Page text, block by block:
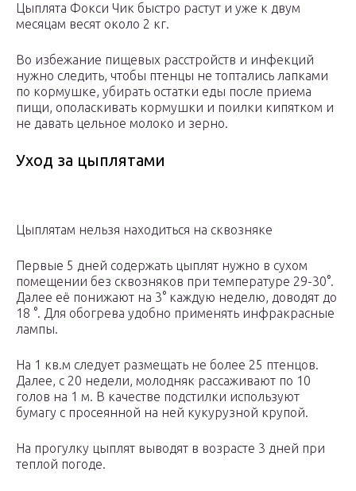
Цыплята Фокси Чик быстро растут и уже к двум
месяцам весят около 2 кг.
Во избежание пищевых расстройств и инфекций
нужно следить, чтобы птенцы не топтались лапками
по кормушке, убирать остатки еды после приема
пищи, ополаскивать кормушки и поилки кипятком и
не давать цельное молоко и зерно.
Уход за цыплятами
Цыплятам нельзя находиться на сквозняке
Первые 5 дней содержать цыплят нужно в сухом
помещении без сквозняков при температуре 29-30°.
Далее её понижают на 3° каждую неделю, доводят до
18 °. Для обогрева удобно применять инфракрасные
лампы.
На 1 кв.м следует размещать не более 25 птенцов.
Далее, с 20 недели, молодняк рассаживают по 10
голов на 1 м. В качестве подстилки используют
бумагу с просеянной на ней кукурузной крупой.
На прогулку цыплят выводят в возрасте 3 дней при
теплой погоде.